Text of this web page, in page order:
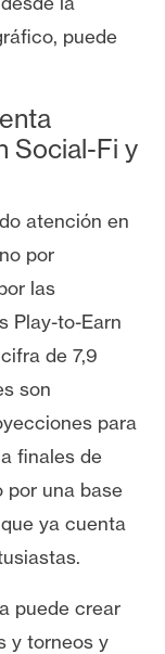
puede
Social-Fi y
atención en
por
las
Play-to-Earn
de 7,9
son
para
finales de
por una base
ya cuenta
puede crear
y torneos y